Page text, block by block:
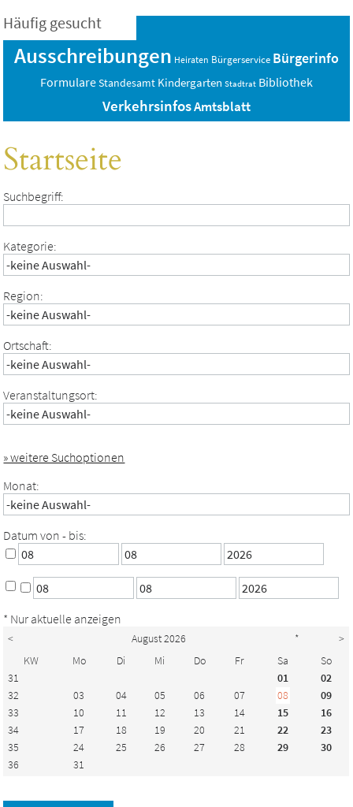
Häufig gesucht
Ausschreibungen Heiraten Bürgerservice Bürgerinfo
FormulareStandesamt Kindergarten Stadtrat Bibliothek
VerkehrsinfosAmtsblatt
Startseite
Suchbegriff:
Kategorie:
Region:
Ortschaft:
Veranstaltungsort:
» weitere Suchoptionen
Monat:
Datum von - bis:
* Nur aktuelle anzeigen
< August 2026 *
>
KW
Mo Di Mi Do Fr Sa
So
31
01
02
32
03 04 05 06 07 08
09
33
10 11 12 13 14 15
16
34
17 18 19 20 21 22
23
35
24 25 26 27 28 29
30
36
31